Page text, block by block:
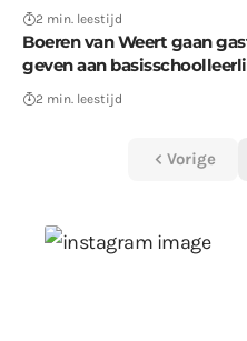
2 min. leestijd
Boeren van Weert gaan
geven aan
2 min. leestijd
Vorige